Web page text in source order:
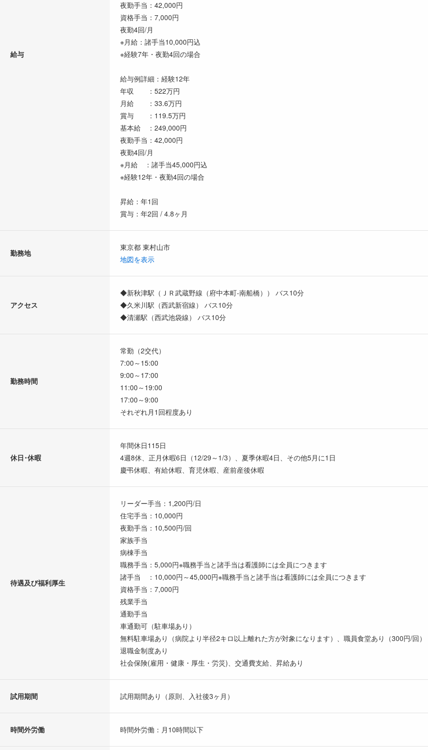
給与
夜勤手当：42,000円
資格手当：7,000円
夜勤4回/月
※月給：諸手当10,000円込
※経験7年・夜勤4回の場合
給与例詳細：経験12年
年収 ：522万円
月給 ：33.6万円
賞与 ：119.5万円
基本給 ：249,000円
夜勤手当：42,000円
夜勤4回/月
※月給 ：諸手当45,000円込
※経験12年・夜勤4回の場合
昇給：年1回
賞与：年2回 / 4.8ヶ月
勤務地
東京都 東村山市
地図を表示
アクセス
◆新秋津駅（ＪＲ武蔵野線（府中本町-南船橋）） バス10分
◆久米川駅（西武新宿線） バス10分
◆清瀬駅（西武池袋線） バス10分
勤務時間
常勤（2交代）
7:00～15:00
9:00～17:00
11:00～19:00
17:00～9:00
それぞれ月1回程度あり
休日･休暇
年間休日115日
4週8休、正月休暇6日（12/29～1/3）、夏季休暇4日、その他5月に1日
慶弔休暇、有給休暇、育児休暇、産前産後休暇
待遇及び福利厚生
リーダー手当：1,200円/日
住宅手当：10,000円
夜勤手当：10,500円/回
家族手当
病棟手当
職務手当：5,000円※職務手当と諸手当は看護師には全員につきます
諸手当 ：10,000円～45,000円※職務手当と諸手当は看護師には全員につきます
資格手当：7,000円
残業手当
通勤手当
車通勤可（駐車場あり）
無料駐車場あり（病院より半径2キロ以上離れた方が対象になります）、職員食堂あり（300円/回）
退職金制度あり
社会保険(雇用・健康・厚生・労災)、交通費支給、昇給あり
試用期間 試用期間あり（原則、入社後3ヶ月）
時間外労働 時間外労働：月10時間以下